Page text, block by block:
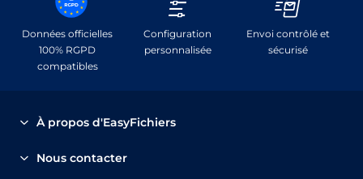
Données officielles
100% RGPD
compatibles
Configuration
personnalisée
Envoi contrôlé et
sécurisé
À propos d'EasyFichiers
TPE/PME et les entreprises à réseaux; il permet d’acheter
Nous contacter